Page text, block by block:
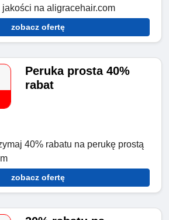
na aligracehair.com
zobacz ofertę
Peruka prosta 40%
rabat
40% rabatu na perukę prostą
zobacz ofertę